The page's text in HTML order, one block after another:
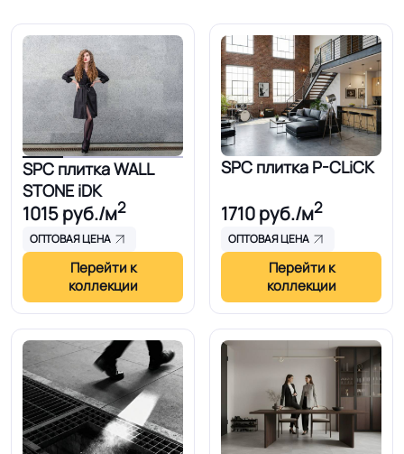
SPC плитка WALL
STONE iDK
1015руб./м2
ОПТОВАЯ ЦЕНА
Перейти к
коллекции
SPC плитка P-CLiCK
1710руб./м2
ОПТОВАЯ ЦЕНА
Перейти к
коллекции